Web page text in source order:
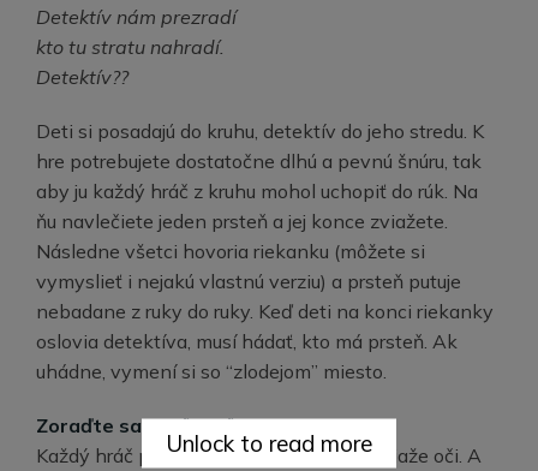
Detektív nám prezradí
kto tu stratu nahradí.
Detektív??
Deti si posadajú do kruhu, detektív do jeho stredu. K
hre potrebujete dostatočne dlhú a pevnú šnúru, tak
aby ju každý hráč z kruhu mohol uchopiť do rúk. Na
ňu navlečiete jeden prsteň a jej konce zviažete.
Následne všetci hovoria riekanku (môžete si
vymyslieť i nejakú vlastnú verziu) a prsteň putuje
nebadane z ruky do ruky. Keď deti na konci riekanky
oslovia detektíva, musí hádať, kto má prsteň. Ak
uhádne, vymení si so “zlodejom” miesto.
Zoraďte sa podľa veľkosti
Každý hráč potrebuje šatku, ktorou si zaviaže oči. A
Unlock to read more